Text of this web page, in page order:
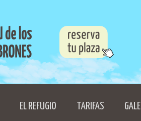
EL REFUGIO TARIFAS